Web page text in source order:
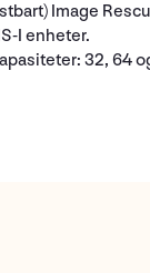
Image
I enheter.
32, 64